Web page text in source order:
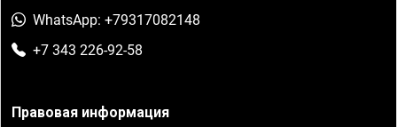
WhatsApp: +79317082148
+7 343 226-92-58
Правовая информация